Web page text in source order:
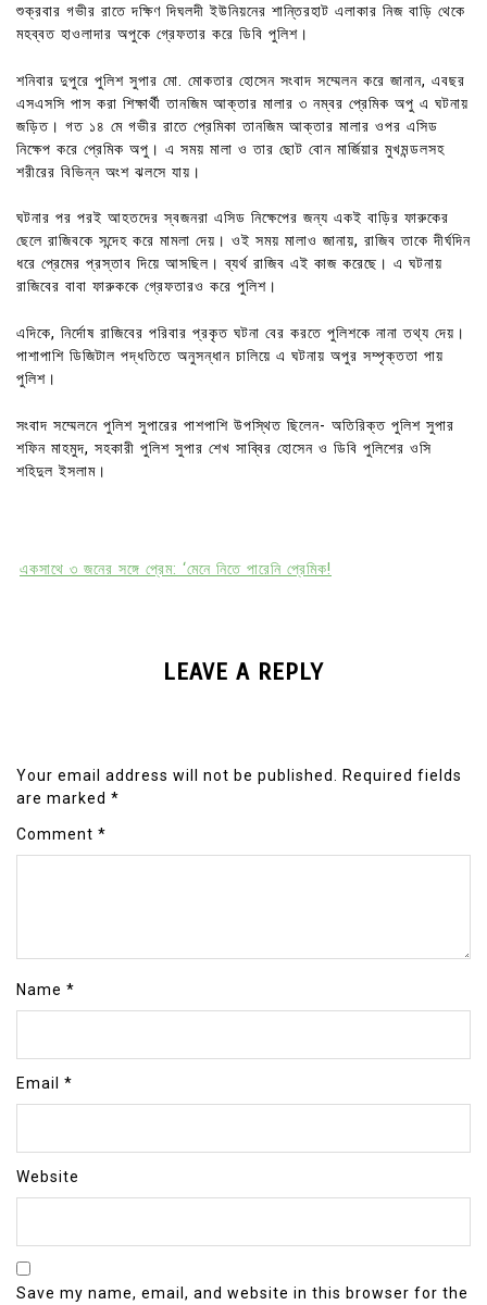
শুক্রবার গভীর রাতে দক্ষিণ দিঘলদী ইউনিয়নের শান্তিরহাট এলাকার নিজ বাড়ি থেকে
মহব্বত হাওলাদার অপুকে গ্রেফতার করে ডিবি পুলিশ।
শনিবার দুপুরে পুলিশ সুপার মো. মোকতার হোসেন সংবাদ সম্মেলন করে জানান, এবছর
এসএসসি পাস করা শিক্ষার্থী তানজিম আক্তার মালার ৩ নম্বর প্রেমিক অপু এ ঘটনায়
জড়িত। গত ১৪ মে গভীর রাতে প্রেমিকা তানজিম আক্তার মালার ওপর এসিড
নিক্ষেপ করে প্রেমিক অপু। এ সময় মালা ও তার ছোট বোন মার্জিয়ার মুখমন্ডলসহ
শরীরের বিভিন্ন অংশ ঝলসে যায়।
ঘটনার পর পরই আহতদের স্বজনরা এসিড নিক্ষেপের জন্য একই বাড়ির ফারুকের
ছেলে রাজিবকে সন্দেহ করে মামলা দেয়। ওই সময় মালাও জানায়, রাজিব তাকে দীর্ঘদিন
ধরে প্রেমের প্রস্তাব দিয়ে আসছিল। ব্যর্থ রাজিব এই কাজ করেছে। এ ঘটনায়
রাজিবের বাবা ফারুককে গ্রেফতারও করে পুলিশ।
এদিকে, নির্দোষ রাজিবের পরিবার প্রকৃত ঘটনা বের করতে পুলিশকে নানা তথ্য দেয়।
পাশাপাশি ডিজিটাল পদ্ধতিতে অনুসন্ধান চালিয়ে এ ঘটনায় অপুর সম্পৃক্ততা পায়
পুলিশ।
সংবাদ সম্মেলনে পুলিশ সুপারের পাশপাশি উপস্থিত ছিলেন- অতিরিক্ত পুলিশ সুপার
শফিন মাহমুদ, সহকারী পুলিশ সুপার শেখ সাব্বির হোসেন ও ডিবি পুলিশের ওসি
শহিদুল ইসলাম।
একসাথে ৩ জনের সঙ্গে প্রেম: ‘মেনে নিতে পারেনি প্রেমিক!
LEAVE A REPLY
Your email address will not be published.
Required fields
are marked *
Comment *
Name *
Email *
Website
Save my name, email, and website in this browser for the